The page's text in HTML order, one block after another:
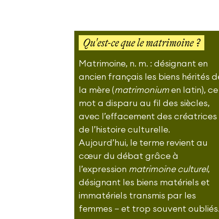
Qu'est-ce que le matrimoine ?
Matrimoine, n. m. : désignant en
ancien français les biens hérités
la mère (matrimonium en latin), ce
mot a disparu au fil des siècles,
avec l’effacement des créatrices
de l’histoire culturelle.
Aujourd’hui, le terme revient au
cœur du débat grâce à
l’expression matrimoine culturel,
désignant les biens matériels et
immatériels transmis par les
femmes – et trop souvent